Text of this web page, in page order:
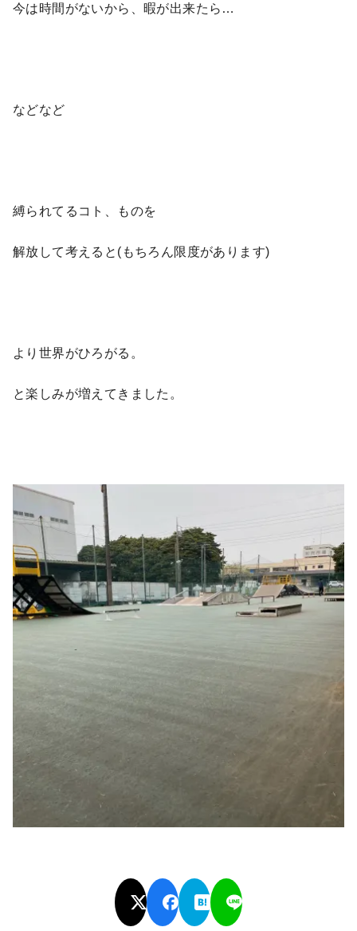
今は時間がないから、暇が出来たら…
などなど
縛られてるコト、ものを
解放して考えると(もちろん限度があります)
より世界がひろがる。
と楽しみが増えてきました。